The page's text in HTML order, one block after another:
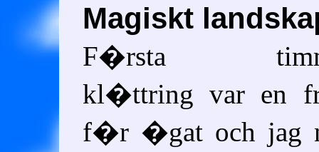
Magiskt
F�rsta
kl�ttring var en
f�r �gat och jag